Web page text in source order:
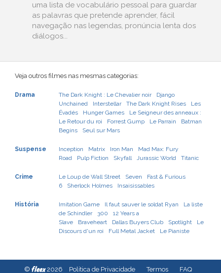
uma lista de vocabulário pessoal para guardar
as palavras que pretende aprender, fácil
navegação nas legendas, pronúncia lenta dos
diálogos...
Veja outros filmes nas mesmas categorias:
Drama The Dark Knight : Le Chevalier noir
Django
Unchained
Interstellar The Dark Knight Rises
Les
Évadés
Hunger Games
Le Seigneur des anneaux :
Le Retour du roi
Forrest Gump Le Parrain
Batman
Begins
Seul sur Mars
Suspense Inception Matrix Iron Man
Mad Max: Fury
Road
Pulp Fiction Skyfall Jurassic World Titanic
Crime Le Loup de Wall Street Seven
Fast & Furious
6
Sherlock Holmes Insaisissables
História Imitation Game Il faut sauver le soldat Ryan
La liste
de Schindler
300
12 Years a
Slave
Braveheart Dallas Buyers Club Spotlight
Le
Discours d'un roi
Full Metal Jacket Le Pianiste
© fleex2026 Política de Privacidade Termos FAQ